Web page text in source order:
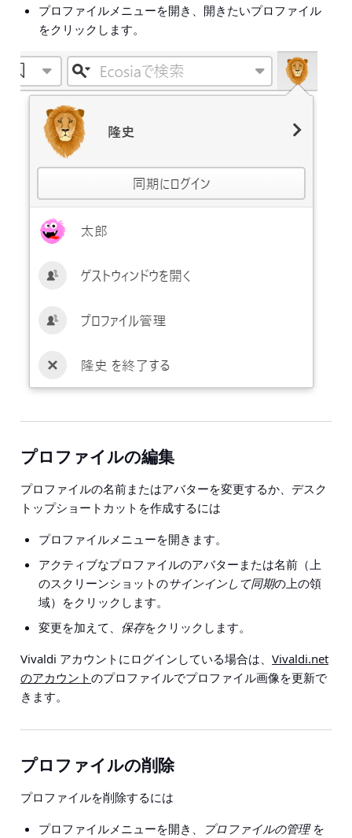
プロファイルメニューを開き、開きたいプロファイル
をクリックします。
プロファイルの編集
プロファイルの名前またはアバターを変更するか、デスク
トップショートカットを作成するには
プロファイルメニューを開きます。
アクティブなプロファイルのアバターまたは名前（上
のスクリーンショットのサインインして同期の上の領
域）をクリックします。
変更を加えて、 保存をクリックします。
Vivaldi アカウントにログインしている場合は、 Vivaldi.net
のアカウントのプロファイルでプロファイル画像を更新で
きます。
プロファイルの削除
プロファイルを削除するには
プロファイルメニューを開き、
プロファイルの管理を